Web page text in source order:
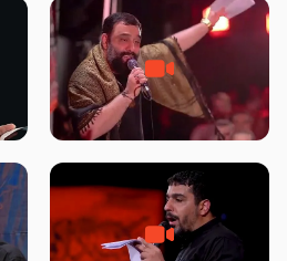
جانا جانا ابی عبدالله – کربلایی جواد
مقدم – شب هشتم محرم 1448 –